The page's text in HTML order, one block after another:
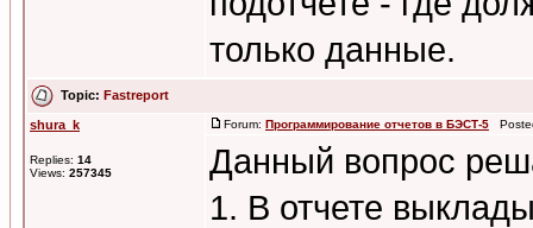
только данные.
Topic: Fastreport
shura_k
Replies: 14
Views: 257345
Forum: Программирование отчетов в БЭСТ-5
Данный вопрос
1. В отчете